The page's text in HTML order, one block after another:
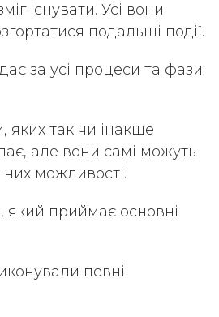
існувати. Усі вони
подальші події.
за усі процеси та фази
яких так чи інакше
але вони самі можуть
можливості.
який приймає основні
певні